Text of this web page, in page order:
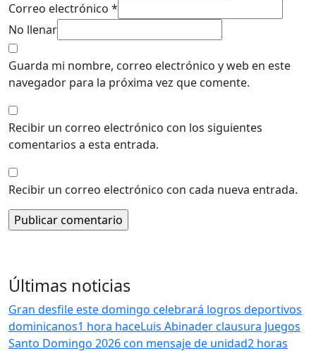
Correo electrónico *
No llenar
Guarda mi nombre, correo electrónico y web en este
navegador para la próxima vez que comente.
Recibir un correo electrónico con los siguientes
comentarios a esta entrada.
Recibir un correo electrónico con cada nueva entrada.
Últimas noticias
Gran desfile este domingo celebrará logros deportivos
dominicanos1 hora haceLuis Abinader clausura Juegos
Santo Domingo 2026 con mensaje de unidad2 horas